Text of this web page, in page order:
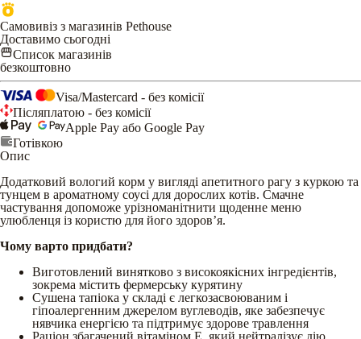
Самовивіз з магазинів Pethouse
Доставимо сьогодні
Список магазинів
безкоштовно
Visa/Mastercard - без комісії
Післяплатою - без комісії
Apple Pay або Google Pay
Готівкою
Опис
Додатковий вологий корм у вигляді апетитного рагу з куркою та
тунцем в ароматному соусі для дорослих котів. Смачне
частування допоможе урізноманітнити щоденне меню
улюбленця із користю для його здоров’я.
Чому варто придбати?
Виготовлений винятково з високоякісних інгредієнтів,
зокрема містить фермерську курятину
Сушена тапіока у складі є легкозасвоюваним і
гіпоалергенним джерелом вуглеводів, яке забезпечує
нявчика енергією та підтримує здорове травлення
Раціон збагачений вітаміном E, який нейтралізує дію